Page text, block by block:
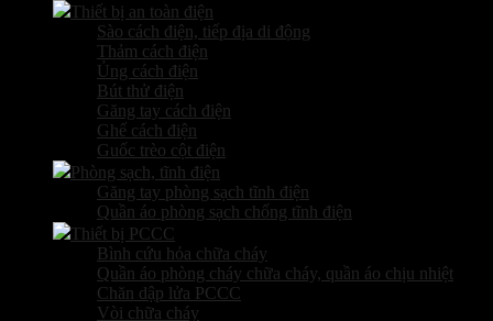
Thiết bị an toàn điện
Sào cách điện, tiếp địa di động
Thảm cách điện
Ủng cách điện
Bút thử điện
Găng tay cách điện
Ghế cách điện
Guốc trèo cột điện
Phòng sạch, tĩnh điện
Găng tay phòng sạch tĩnh điện
Quần áo phòng sạch chống tĩnh điện
Thiết bị PCCC
Bình cứu hỏa chữa cháy
Quần áo phòng cháy chữa cháy, quần áo chịu nhiệt
Chăn dập lửa PCCC
Vòi chữa cháy